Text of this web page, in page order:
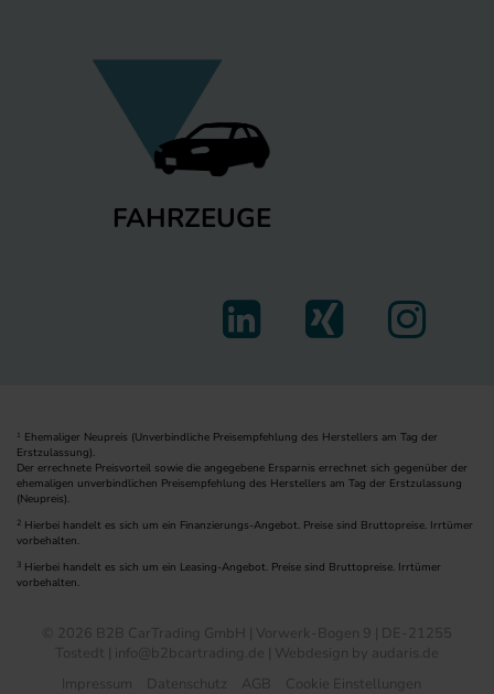
FAHRZEUGE
1
Ehemaliger Neupreis (Unverbindliche Preisempfehlung des Herstellers am Tag der
Erstzulassung).
Der errechnete Preisvorteil sowie die angegebene Ersparnis errechnet sich gegenüber der
ehemaligen unverbindlichen Preisempfehlung des Herstellers am Tag der Erstzulassung
(Neupreis).
2 Hierbei handelt es sich um ein Finanzierungs-Angebot. Preise sind Bruttopreise. Irrtümer
vorbehalten.
3 Hierbei handelt es sich um ein Leasing-Angebot. Preise sind Bruttopreise. Irrtümer
vorbehalten.
© 2026 B2B CarTrading GmbH | Vorwerk-Bogen 9 | DE-21255
Tostedt | info@b2bcartrading.de | Webdesign by audaris.de
Impressum
Datenschutz AGB Cookie Einstellungen